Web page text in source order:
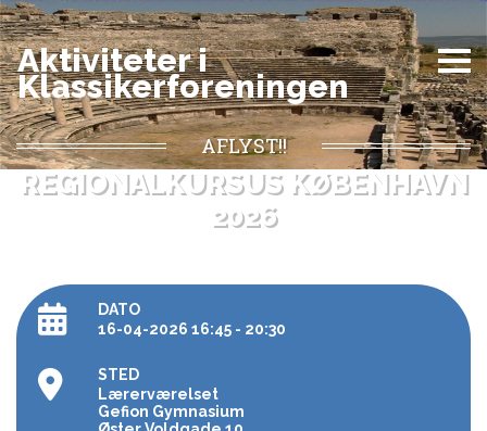
Aktiviteter i
Klassikerforeningen
AFLYST!!
REGIONALKURSUS KØBENHAVN
2026
DATO
16-04-2026 16:45 - 20:30
STED
Lærerværelset
Gefion Gymnasium